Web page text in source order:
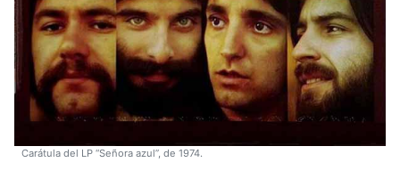
Carátula del LP “Señora azul”, de 1974.